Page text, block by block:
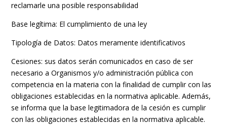
reclamarle una posible responsabilidad
Base legítima: El cumplimiento de una ley
Tipología de Datos: Datos meramente identificativos
Cesiones: sus datos serán comunicados en caso de ser
necesario a Organismos y/o administración pública con
competencia en la materia con la finalidad de cumplir con las
obligaciones establecidas en la normativa aplicable. Además,
se informa que la base legitimadora de la cesión es cumplir
con las obligaciones establecidas en la normativa aplicable.